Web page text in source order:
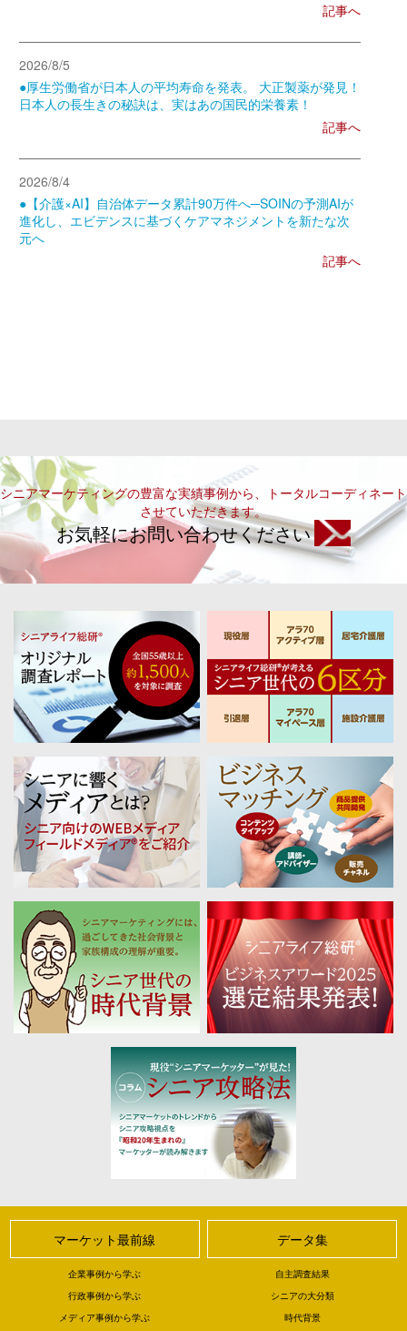
記事へ
2026/8/5
●厚生労働省が日本人の平均寿命を発表。 大正製薬が発見！
日本人の長生きの秘訣は、実はあの国民的栄養素！
記事へ
2026/8/4
●【介護×AI】自治体データ累計90万件へ─SOINの予測AIが
進化し、エビデンスに基づくケアマネジメントを新たな次
元へ
記事へ
シニアマーケティングの豊富な実績事例から、トータルコーディネート
させていただきます。
お気軽にお問い合わせください
マーケット最前線
企業事例から学ぶ
行政事例から学ぶ
メディア事例から学ぶ
データ集
自主調査結果
シニアの大分類
時代背景